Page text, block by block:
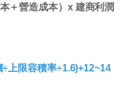
＋營造成本）x 建商利潤
上限容積率÷1.6)+12~14